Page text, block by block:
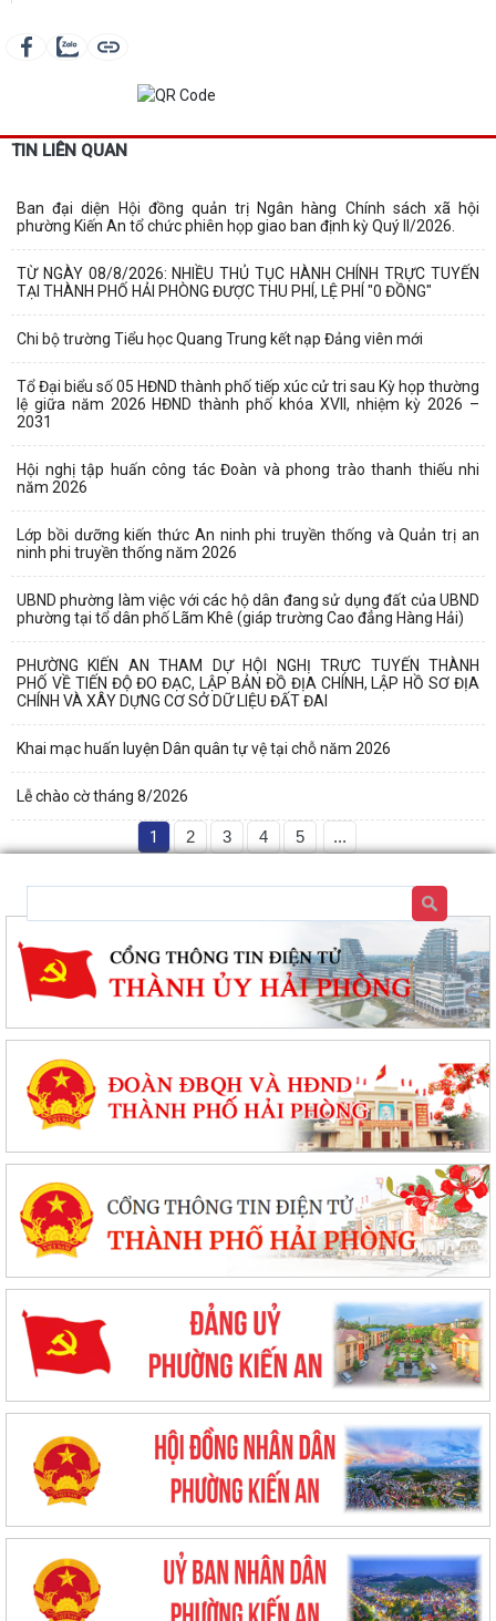
TIN LIÊN QUAN
Ban đại diện Hội đồng quản trị Ngân hàng Chính sách xã hội
phường Kiến An tổ chức phiên họp giao ban định kỳ Quý II/2026.
TỪ NGÀY 08/8/2026: NHIỀU THỦ TỤC HÀNH CHÍNH TRỰC TUYẾN
TẠI THÀNH PHỐ HẢI PHÒNG ĐƯỢC THU PHÍ, LỆ PHÍ "0 ĐỒNG"
Chi bộ trường Tiểu học Quang Trung kết nạp Đảng viên mới
Tổ Đại biểu số 05 HĐND thành phố tiếp xúc cử tri sau Kỳ họp thường
lệ giữa năm 2026 HĐND thành phố khóa XVII, nhiệm kỳ 2026 –
2031
Hội nghị tập huấn công tác Đoàn và phong trào thanh thiếu nhi
năm 2026
Lớp bồi dưỡng kiến thức An ninh phi truyền thống và Quản trị an
ninh phi truyền thống năm 2026
UBND phường làm việc với các hộ dân đang sử dụng đất của UBND
phường tại tổ dân phố Lãm Khê (giáp trường Cao đẳng Hàng Hải)
PHƯỜNG KIẾN AN THAM DỰ HỘI NGHỊ TRỰC TUYẾN THÀNH
PHỐ VỀ TIẾN ĐỘ ĐO ĐẠC, LẬP BẢN ĐỒ ĐỊA CHÍNH, LẬP HỒ SƠ ĐỊA
CHÍNH VÀ XÂY DỰNG CƠ SỞ DỮ LIỆU ĐẤT ĐAI
Khai mạc huấn luyện Dân quân tự vệ tại chỗ năm 2026
Lễ chào cờ tháng 8/2026
1 2 3 4 5 ...